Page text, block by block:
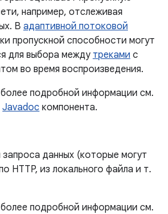
например, отслеживая
В адаптивной потоковой
пропускной способности могут
для выбора между треками с
во время воспроизведения.
подробной информации см.
Javadoc компонента.
данных (которые могут
HTTP, из локального файла и т.
подробной информации см.